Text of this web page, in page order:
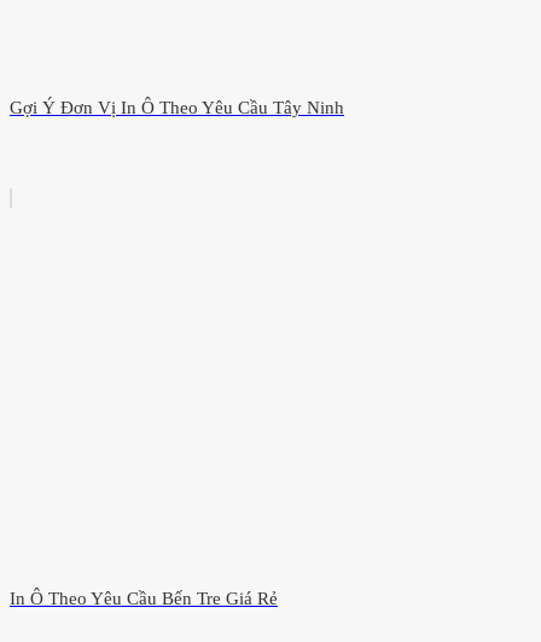
Gợi Ý Đơn Vị In Ô Theo Yêu Cầu Tây Ninh
In Ô Theo Yêu Cầu Bến Tre Giá Rẻ